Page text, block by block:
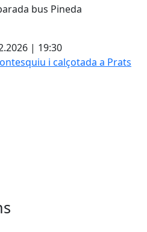
bus Pineda
| 19:30
i calçotada a Prats de